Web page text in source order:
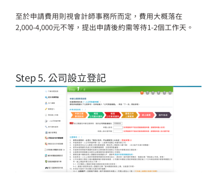
至於申請費用則視會計師事務所而定，費用大概落在
2,000-4,000元不等，提出申請後約需等待1-2個工作天。
Step 5. 公司設立登記